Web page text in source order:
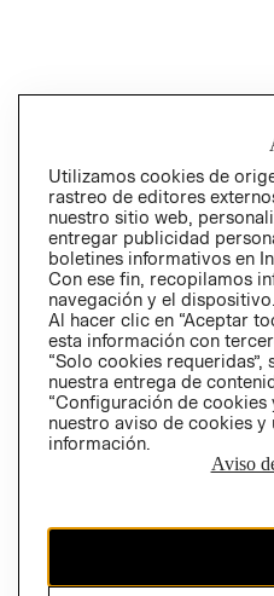
Perú (S/)
CAMBIAR REGIÓN
propiedad de H&M Hennes &
Utilizamos cookies de
rastreo de editores
nuestro sitio web,
entregar publicidad
boletines informativos en
Con ese fin, recopilamos
navegación y el dispositivo.
Al hacer clic en “Aceptar
esta información con
“Solo cookies
nuestra entrega de
“Configuración de cookies
nuestro aviso de cookies
información.
Aviso